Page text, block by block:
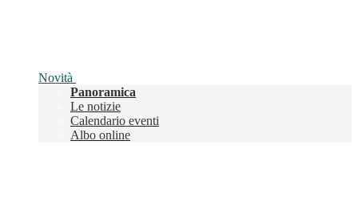
Novità
Panoramica
Le notizie
Calendario eventi
Albo online